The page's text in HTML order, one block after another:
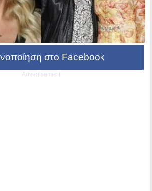
στο Facebook
Advertisement